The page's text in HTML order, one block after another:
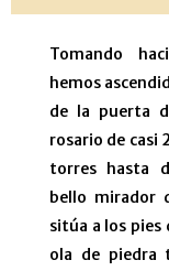
Tomando
hemos
de la puerta
rosario de casi
torres hasta
bello mirador
sitúa a los pies
ola de piedra